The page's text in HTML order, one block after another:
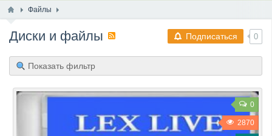
Файлы
Подписаться 0
Диски и файлы
Показать фильтр
0
2870